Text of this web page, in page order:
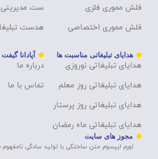
فلش مموری فلزی
فلش مموری اختصاصی
ست مدیریتی
هدست
هدایای تبلیغاتی مناسبت ها
هدایای تبلیغاتی نوروزی
هدایای تبلیغاتی روز معلم
هدایای تبلیغاتی روز پرستار
هدایای تبلیغاتی ماه رمضان
آپادانا گیفت
درباره ما
تماس با ما
مجوز های سایت
لورم ایپسوم متن ساختگی با تولید سادگی